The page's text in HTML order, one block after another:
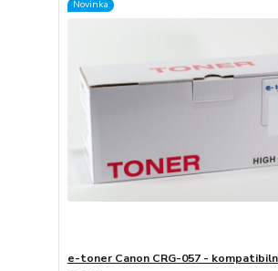
Novinka
e-toner Canon CRG-057 -